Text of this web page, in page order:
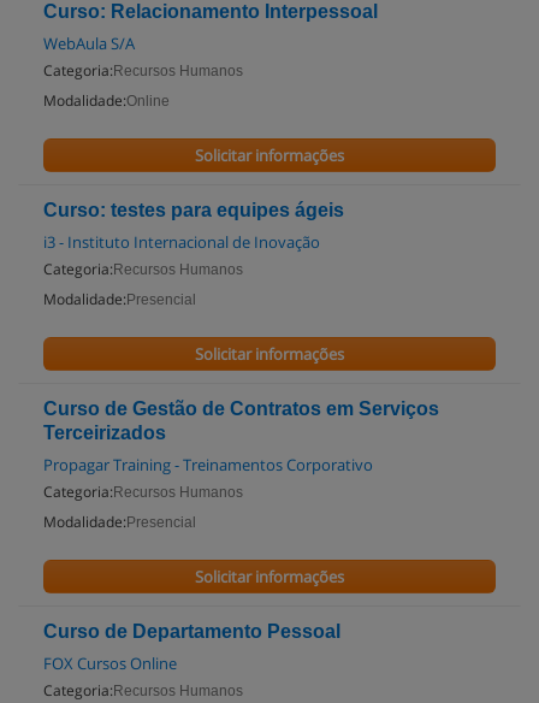
Curso: Relacionamento Interpessoal
WebAula S/A
Categoria: Recursos Humanos
Modalidade:Online
Solicitar informações
Curso: testes para equipes ágeis
i3 - Instituto Internacional de Inovação
Categoria: Recursos Humanos
Modalidade: Presencial
Solicitar informações
Curso de Gestão de Contratos em Serviços
Terceirizados
Propagar Training - Treinamentos Corporativo
Categoria: Recursos Humanos
Modalidade: Presencial
Solicitar informações
Curso de Departamento Pessoal
FOX Cursos Online
Categoria: Recursos Humanos